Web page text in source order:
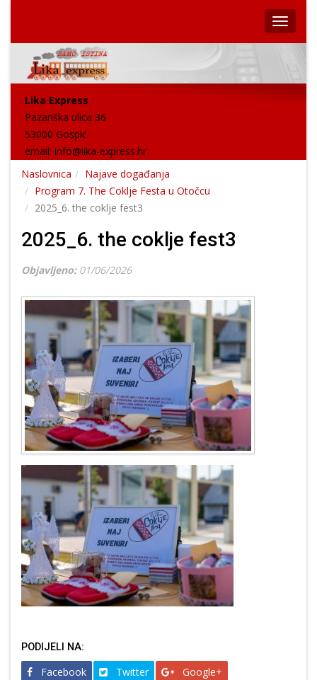
Lika Express
Pazariška ulica 36
53000 Gospić
email: info@lika-express.hr
Naslovnica
Najave događanja
Program 7. The Coklje Festa u Otočcu
2025_6. the coklje fest3
2025_6. the coklje fest3
Objavljeno: 01/06/2026
PODIJELI NA:
Facebook Twitter Google+